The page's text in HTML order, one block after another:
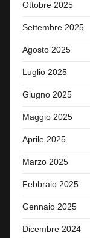
Ottobre 2025
Settembre 2025
Agosto 2025
Luglio 2025
Giugno 2025
Maggio 2025
Aprile 2025
Marzo 2025
Febbraio 2025
Gennaio 2025
Dicembre 2024